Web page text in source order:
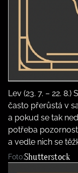
Lev (23. 7. – 22.
často přerůstá v
a pokud se tak
potřeba
a vedle nich se
Foto:Shutterstock